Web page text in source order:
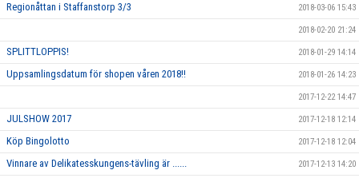
Regionåttan i Staffanstorp 3/3 2018-03-06 15:43
2018-02-20 21:24
SPLITTLOPPIS! 2018-01-29 14:14
Uppsamlingsdatum för shopen våren 2018!! 2018-01-26 14:23
2017-12-22 14:47
JULSHOW 2017 2017-12-18 12:14
Köp Bingolotto 2017-12-18 12:04
Vinnare av Delikatesskungens-tävling är ...... 2017-12-13 14:20